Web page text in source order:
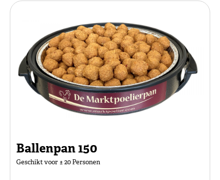
Ballenpan 150
Geschikt voor ± 20 Personen